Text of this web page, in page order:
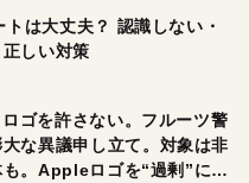
は大丈夫？ 認識しない・
しい対策
ゴを許さない。フルーツ警
な異議申し立て。対象は非
。Appleロゴを“過剰”に守